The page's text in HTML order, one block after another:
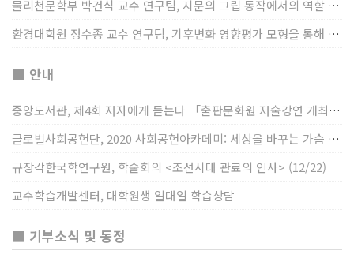
물리천문학부 박건식 교수 연구팀, 지문의 그립 동작에서의 역할 및 원리 규명
환경대학원 정수종 교수 연구팀, 기후변화 영향평가 모형을 통해 기후변화에 따른 급격한 토양수분의 감소가 발생하는 지역과 시간을 규명
■ 안내
중앙도서관, 제4회 저자에게 듣는다 「출판문화원 저술강연 개최」(12/17)
글로벌사회공헌단, 2020 사회공헌아카데미: 세상을 바꾸는 가슴 따뜻한 나눔(12/23~24)
규장각한국학연구원, 학술회의 <조선시대 관료의 인사> (12/22)
교수학습개발센터, 대학원생 일대일 학습상담
■ 기부소식 및 동정